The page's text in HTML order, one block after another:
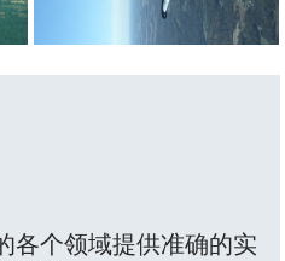
各个领域提供准确的实